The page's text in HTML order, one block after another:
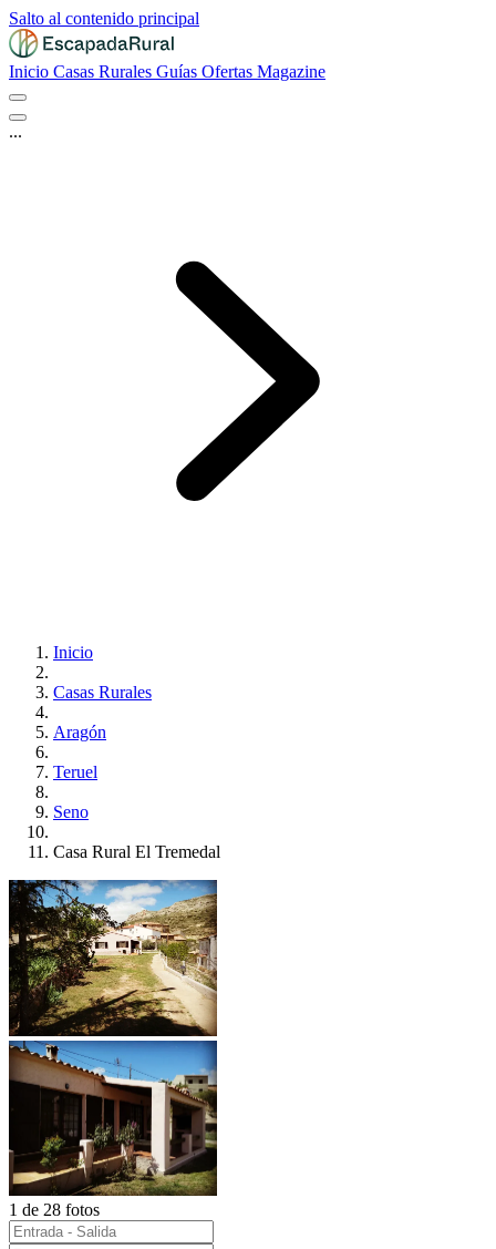
Salto al contenido principal
Inicio Casas Rurales Guías Ofertas Magazine
...
Inicio
Casas Rurales
Aragón
Teruel
Seno
Casa Rural El Tremedal
1 de 28 fotos